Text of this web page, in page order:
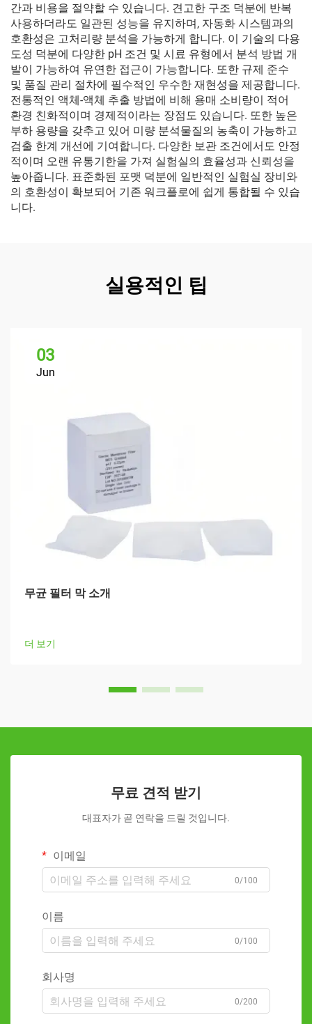
간과 비용을 절약할 수 있습니다. 견고한 구조 덕분에 반복
사용하더라도 일관된 성능을 유지하며, 자동화 시스템과의
호환성은 고처리량 분석을 가능하게 합니다. 이 기술의 다용
도성 덕분에 다양한 pH 조건 및 시료 유형에서 분석 방법 개
발이 가능하여 유연한 접근이 가능합니다. 또한 규제 준수
및 품질 관리 절차에 필수적인 우수한 재현성을 제공합니다.
전통적인 액체-액체 추출 방법에 비해 용매 소비량이 적어
환경 친화적이며 경제적이라는 장점도 있습니다. 또한 높은
부하 용량을 갖추고 있어 미량 분석물질의 농축이 가능하고
검출 한계 개선에 기여합니다. 다양한 보관 조건에서도 안정
적이며 오랜 유통기한을 가져 실험실의 효율성과 신뢰성을
높아줍니다. 표준화된 포맷 덕분에 일반적인 실험실 장비와
의 호환성이 확보되어 기존 워크플로에 쉽게 통합될 수 있습
니다.
실용적인 팁
03
Jun
무균 필터 막 소개
더 보기
무료 견적 받기
대표자가 곧 연락을 드릴 것입니다.
이메일
0/100
이름
0/100
회사명
0/200